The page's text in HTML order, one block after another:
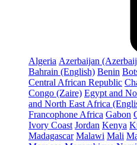
Algeria Azerbaijan
Bahrain (English) Benin
Central African Republic
Congo (Zaire) Egypt and
and North East Africa
Francophone Africa Gabon
Ivory Coast Jordan Kenya
Madagascar Malawi Mali